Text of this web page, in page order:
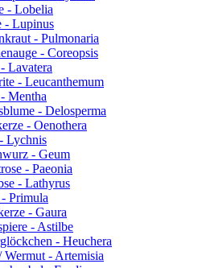
- Lobelia
- Lupinus
- Pulmonaria
- Coreopsis
Lavatera
- Leucanthemum
Mentha
- Delosperma
- Oenothera
Lychnis
- Geum
- Paeonia
- Lathyrus
Primula
- Gaura
- Astilbe
- Heuchera
Wermut - Artemisia